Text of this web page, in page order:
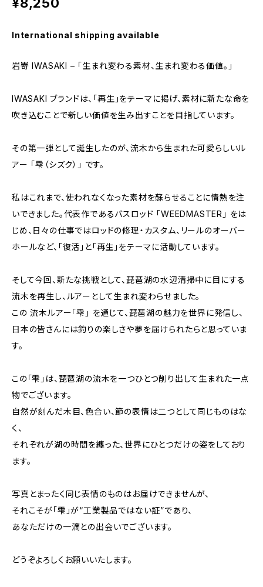
International shipping available
岩嵜 IWASAKI – 「生まれ変わる素材、生まれ変わる価値。」
IWASAKI ブランドは、「再生」をテーマに掲げ、素材に新たな命を
吹き込むことで新しい価値を生み出すことを目指しています。
その第一弾として誕生したのが、流木から生まれた可愛らしいル
アー 「雫（シズク）」 です。
私はこれまで、使われなくなった素材を蘇らせることに情熱を注
いできました。代表作であるバスロッド 「WEEDMASTER」 をは
じめ、日々の仕事ではロッドの修理・カスタム、リールのオーバー
ホールなど、「復活」と「再生」をテーマに活動しています。
そして今回、新たな挑戦として、琵琶湖の水辺清掃中に目にする
流木を再生し、ルアーとして生まれ変わらせました。
この 流木ルアー「雫」 を通じて、琵琶湖の魅力を世界に発信し、
日本の皆さんには釣りの楽しさや夢を届けられたらと思っていま
す。
この「雫」は、琵琶湖の流木を一つひとつ削り出して生まれた一点
物でございます。
自然が刻んだ木目、色合い、節の表情は二つとして同じものはな
く、
それぞれが湖の時間を纏った、世界にひとつだけの姿をしており
ます。
写真とまったく同じ表情のものはお届けできませんが、
それこそが「雫」が“工業製品ではない証”であり、
あなただけの一滴との出会いでございます。
どうぞよろしくお願いいたします。